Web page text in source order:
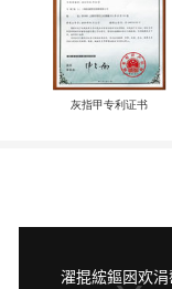
灰指甲专利证书
濯掍綋鏂囦欢涓